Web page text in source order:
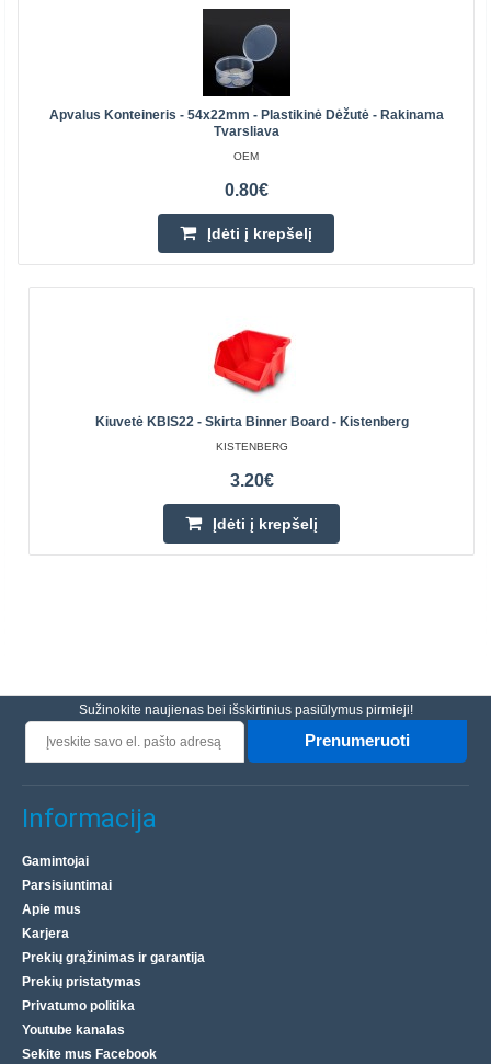
Apvalus Konteineris - 54x22mm - Plastikinė Dėžutė - Rakinama
Tvarsliava
OEM
0.80€
Įdėti į krepšelį
Kiuvetė KBIS22 - Skirta Binner Board - Kistenberg
KISTENBERG
3.20€
Įdėti į krepšelį
Sužinokite naujienas bei išskirtinius pasiūlymus pirmieji!
Prenumeruoti
Informacija
Gamintojai
Parsisiuntimai
Apie mus
Karjera
Prekių grąžinimas ir garantija
Prekių pristatymas
Privatumo politika
Youtube kanalas
Sekite mus Facebook